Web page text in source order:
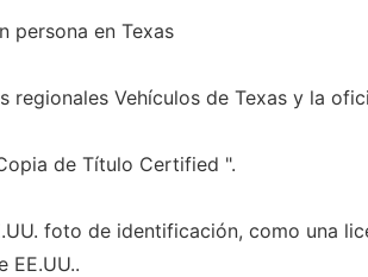
persona en Texas
regionales Vehículos de Texas y la
de Título Certified ".
foto de identificación, como una
EE.UU..